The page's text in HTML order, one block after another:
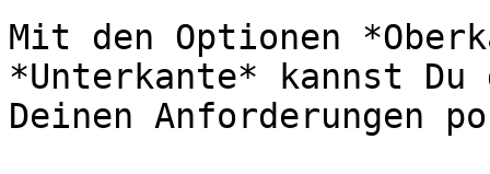
Mit den Optionen
*Unterkante* kannst
Deinen Anforderungen